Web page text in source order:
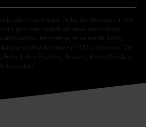
a potvrzení kódu bude sleva automaticky
košíku. Nevztahuje se na média, knihy,
produkty: Rammstein, (Till) Lindemann, Die
Feine Sahne Fischfilet, Broilers, Böhse Onkelz a
nadaci.